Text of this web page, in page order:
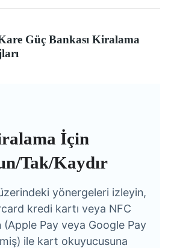
Güç Bankası Kiralama
İçin
Tak/Kaydır
yönergeleri izleyin,
kredi kartı veya NFC
Pay veya Google Pay
ile kart okuyucusuna